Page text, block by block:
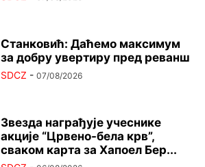
Станковић: Даћемо максимум
за добру увертиру пред реванш
SDCZ - 07/08/2026
Звезда награђује учеснике
акције “Црвено-бела крв”,
сваком карта за Хапоел Бер...